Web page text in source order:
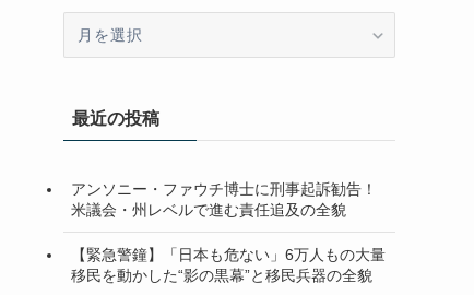
ブ最近の投稿
アンソニー・ファウチ博士に刑事起訴勧告！
米議会・州レベルで進む責任追及の全貌
【緊急警鐘】「日本も危ない」6万人もの大量
移民を動かした“影の黒幕”と移民兵器の全貌